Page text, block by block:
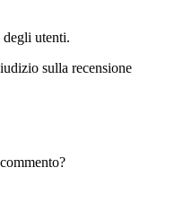
degli utenti.
sulla recensione